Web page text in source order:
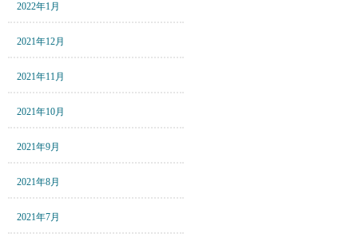
2022年1月
2021年12月
2021年11月
2021年10月
2021年9月
2021年8月
2021年7月